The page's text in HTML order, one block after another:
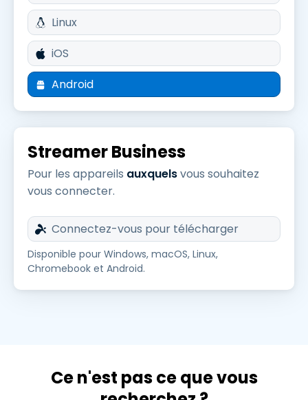
Linux
iOS
Android
Streamer Business
Pour les appareils auxquelsvous souhaitez
vous connecter.
Connectez-vous pour télécharger
Disponible pour Windows, macOS, Linux,
Chromebook et Android.
Ce n'est pas ce que vous